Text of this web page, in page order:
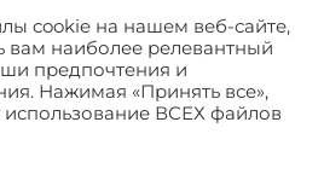
данных
cookie на нашем веб-сайте,
вам наиболее релевантный
предпочтения и
Нажимая «Принять все»,
использование ВСЕХ файлов